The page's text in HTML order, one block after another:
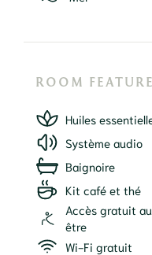
ROOM
Huiles
Système audio
Baignoire
Kit café et thé
Accès gratuit
être
Wi-Fi gratuit